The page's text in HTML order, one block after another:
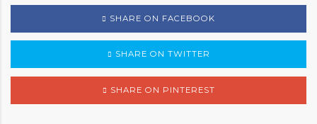
SHARE ON FACEBOOK
SHARE ON TWITTER
SHARE ON PINTEREST